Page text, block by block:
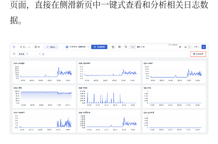
页面，直接在侧滑新页中一键式查看和分析相关日志数
据。